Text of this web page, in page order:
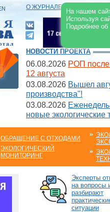
На нашем
Используя
Подробнее
О ЖУРНАЛЕ |
НОВОСТИ ПРОЕКТА
06.08.2026 РОП после
12 августа
03.08.2026 Вышел
производства"!
03.08.2026
новые экологические
ОБРАЩЕНИЕ С ОТХОДАМИ
ЭКОЛОГИЧЕСКИЙ
МОНИТОРИНГ
Эксперты
на вопросы
разбирают
ситуации